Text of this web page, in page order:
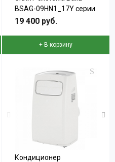
BSAG-09HN1_17Y серии
iGreen PRO
19 400 руб.
+ В корзину
Кондиционер